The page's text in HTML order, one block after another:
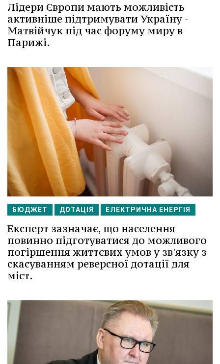
Лідери Європи мають можливість
активніше підтримувати Україну -
Матвійчук під час форуму миру в
Парижі.
БЮДЖЕТ ДОТАЦІЯ ЕЛЕКТРИЧНА ЕНЕРГІЯ
Експерт зазначає, що населення
повинно підготуватися до можливого
погіршення життєвих умов у зв'язку з
скасуванням реверсної дотації для
міст.